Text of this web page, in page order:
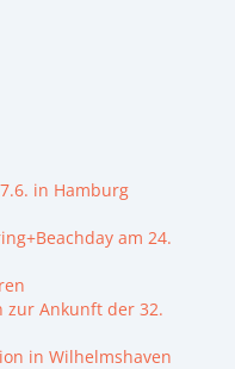
in Hamburg
am 24.
zur Ankunft der 32.
in Wilhelmshaven